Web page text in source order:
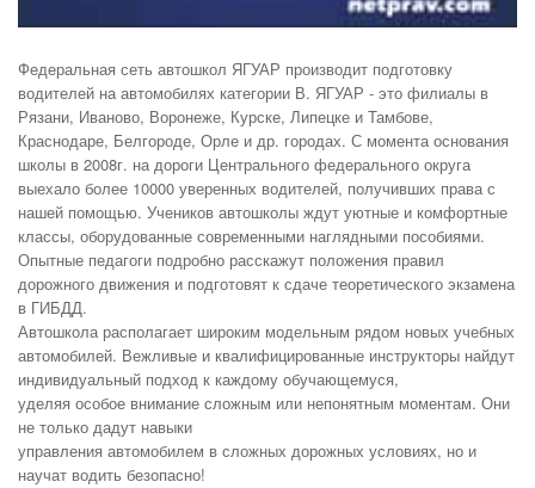
Федеральная сеть автошкол ЯГУАР производит подготовку
водителей на автомобилях категории В. ЯГУАР - это филиалы в
Рязани, Иваново, Воронеже, Курске, Липецке и Тамбове,
Краснодаре, Белгороде, Орле и др. городах. С момента основания
школы в 2008г. на дороги Центрального федерального округа
выехало более 10000 уверенных водителей, получивших права с
нашей помощью. Учеников автошколы ждут уютные и комфортные
классы, оборудованные современными наглядными пособиями.
Опытные педагоги подробно расскажут положения правил
дорожного движения и подготовят к сдаче теоретического экзамена
в ГИБДД.
Автошкола располагает широким модельным рядом новых учебных
автомобилей. Вежливые и квалифицированные инструкторы найдут
индивидуальный подход к каждому обучающемуся,
уделяя особое внимание сложным или непонятным моментам. Они
не только дадут навыки
управления автомобилем в сложных дорожных условиях, но и
научат водить безопасно!